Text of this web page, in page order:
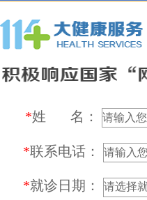
*姓 名：
*联系电话：
*就诊日期：